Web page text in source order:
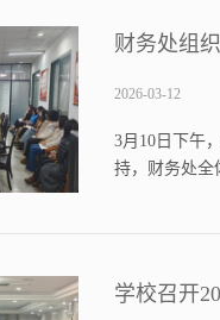
财务处组
2026-03-12
3月10日下午
持，财务处全
学校召开